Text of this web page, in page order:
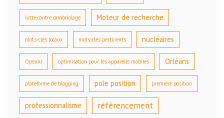
lutte contre cambriolage Moteur de recherche
mots-clés locaux mots-clés pertinents nucléaires
OpenAI optimisation pour les appareils mobiles Orléans
plateforme de blogging pole position première position
professionnalisme référencement